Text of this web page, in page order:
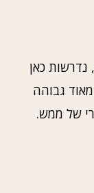
נדרשות כאן
גבוהה
של ממש.